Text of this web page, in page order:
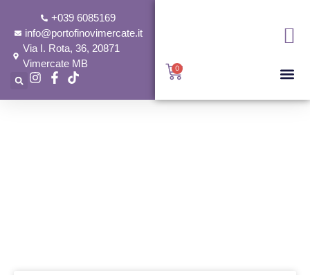
+039 6085169
info@portofinovimercate.it
Via I. Rota, 36, 20871
Vimercate MB
0